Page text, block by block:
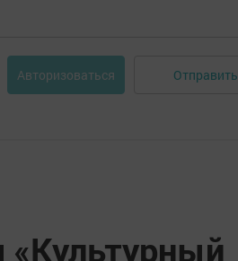
Авторизоваться Отправить
«Культурный